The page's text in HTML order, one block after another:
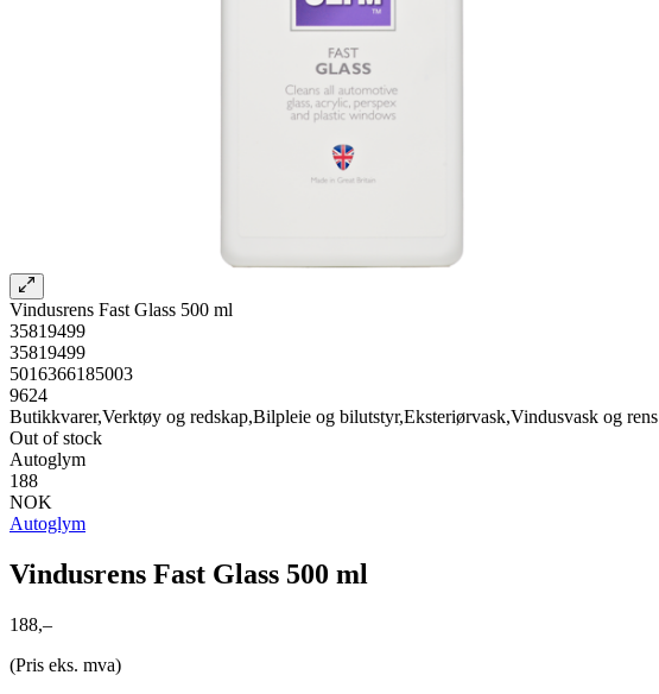
Vindusrens Fast Glass 500 ml
35819499
35819499
5016366185003
9624
Butikkvarer,Verktøy og redskap,Bilpleie og bilutstyr,Eksteriørvask,Vindusvask og rens
Out of stock
Autoglym
188
NOK
Autoglym
Vindusrens Fast Glass 500 ml
188,–
(Pris eks. mva)